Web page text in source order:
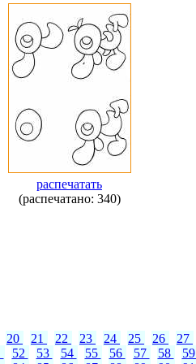
распечатать
(распечатано: 340)
20 21 22 23 24 25 26 27
52 53 54 55 56 57 58 59